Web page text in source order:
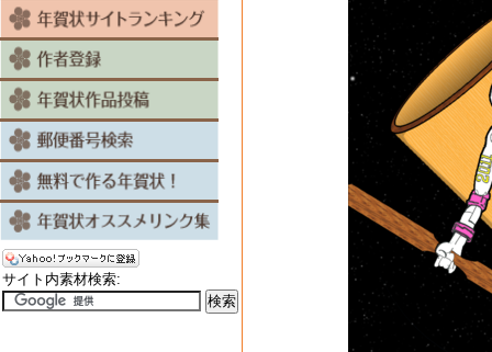
サイト内素材検索: